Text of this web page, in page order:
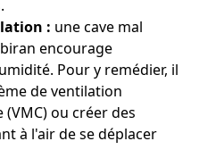
: une cave mal
encourage
Pour y remédier, il
de ventilation
ou créer des
à l'air de se déplacer